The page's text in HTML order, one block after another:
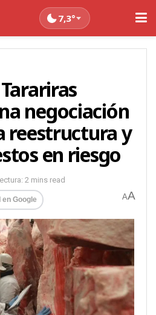
7,3°
negociación
reestructura y
en riesgo
2 mins read
Google AA